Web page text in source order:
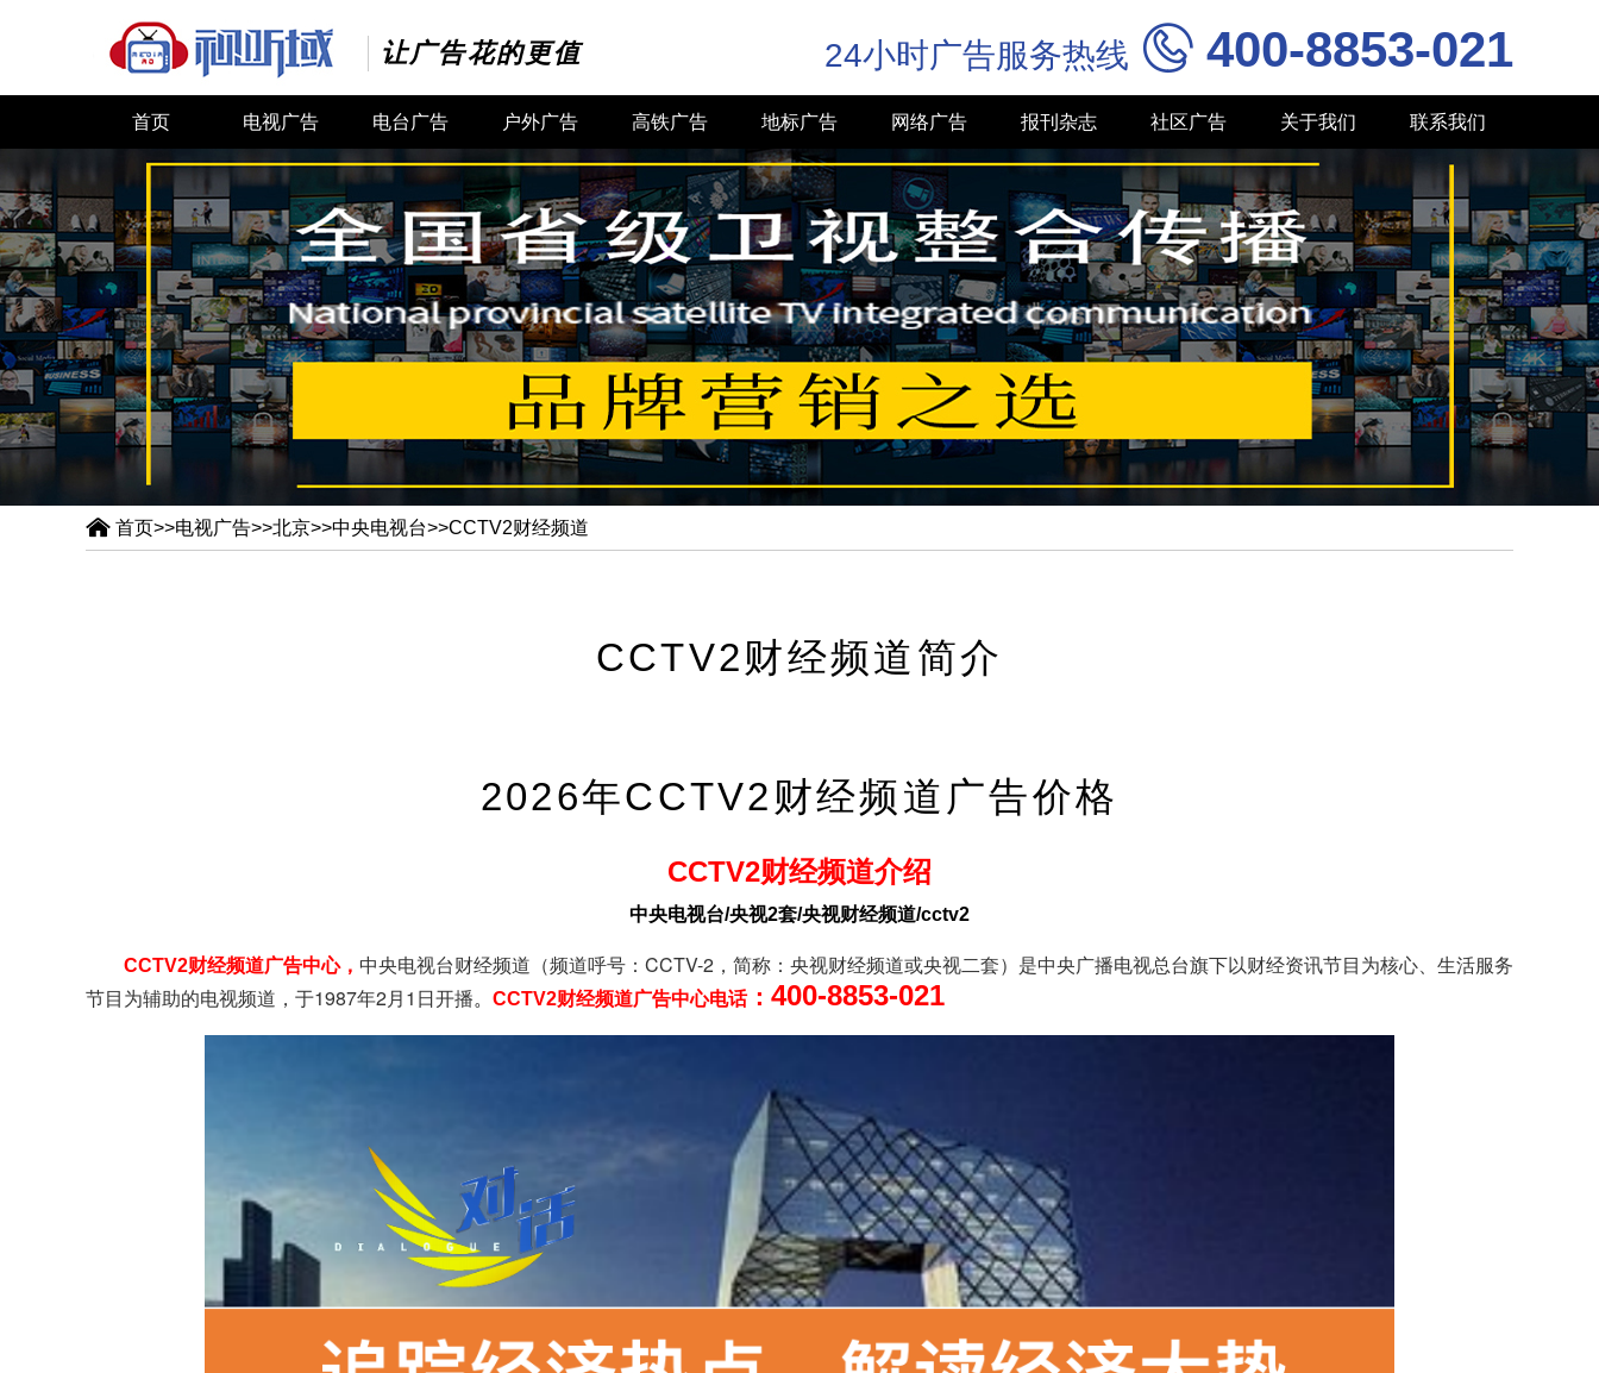
让广告花的更值 24小时广告服务热线  400-8853-021
首页 电视广告 电台广告 户外广告 高铁广告 地标广告 网络广告 报刊杂志 社区广告 关于我们 联系我们
 首页>>电视广告>>北京>>中央电视台>>CCTV2财经频道
CCTV2财经频道简介
2026年CCTV2财经频道广告价格
CCTV2财经频道介绍
中央电视台/央视2套/央视财经频道/cctv2
CCTV2财经频道广告中心， 中央电视台财经频道（频道呼号：CCTV-2，简称：央视财经频道或央视二套）是中央广播电视总台旗下以财经资讯节目为核心、生活服务
节目为辅助的电视频道，于1987年2月1日开播。 CCTV2财经频道广告中心电话： 400-8853-021